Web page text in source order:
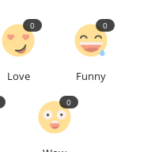
Love
0
Funny
0
0